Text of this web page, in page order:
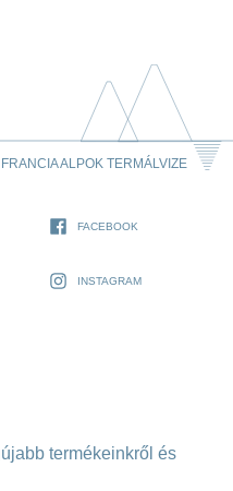
ALPOK TERMÁLVIZE
FACEBOOK
INSTAGRAM
termékeinkről és